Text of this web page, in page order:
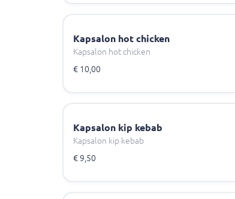
Kapsalon hot chicken
Kapsalon hot chicken
€ 10,00
Kapsalon kip kebab
Kapsalon kip kebab
€ 9,50